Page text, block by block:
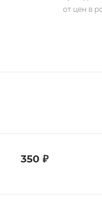
от цен в
350 ₽